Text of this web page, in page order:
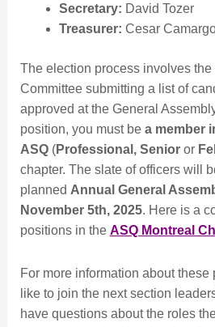
Secretary: David Tozer
Treasurer: Cesar
The election process involves
Committee submitting a list of
approved at the General
position, you must be a member
ASQ(Professional, Senioror
chapter. The slate of officers will
planned Annual General
November 5th, 2025. Here is a
positions in the ASQ Montreal
For more information about
like to join the next section
have questions about the roles